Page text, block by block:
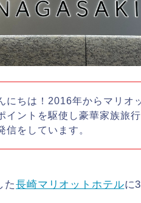
にちは！2016年からマリオ
イントを駆使し豪華家族旅
信をしています。
た長崎マリオットホテルに